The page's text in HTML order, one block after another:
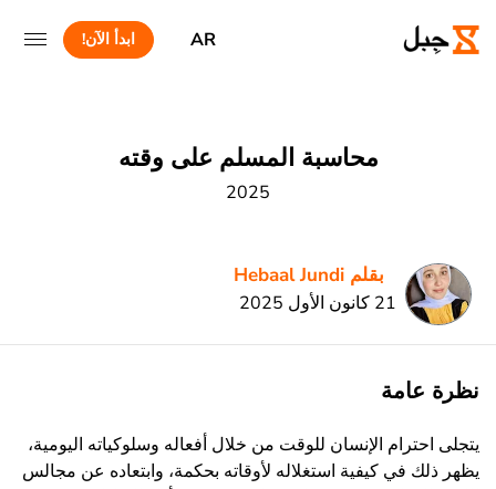
AR ابدأ الآن!
محاسبة المسلم على وقته
2025
بقلم Hebaal Jundi
21 كانون الأول 2025
نظرة عامة
يتجلى احترام الإنسان للوقت من خلال أفعاله وسلوكياته اليومية،
يظهر ذلك في كيفية استغلاله لأوقاته بحكمة، وابتعاده عن مجالس